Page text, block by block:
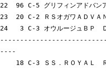
22  96 C-5 グリフィンア
23  20 C-2 ＲＳオガワＡ
24   3 C-3 オウルージュ
----